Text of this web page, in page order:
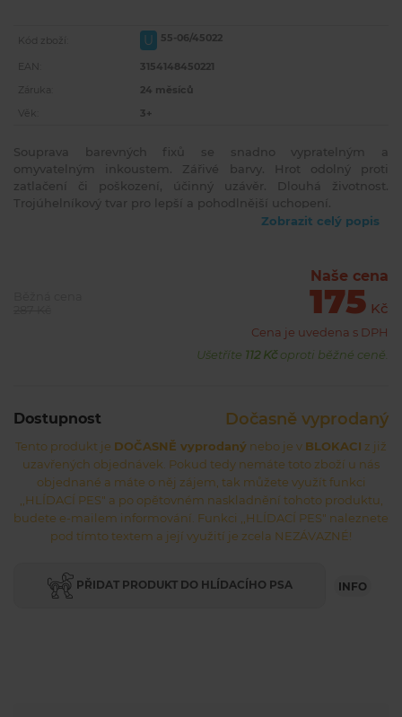
Kód zboží: U 55-06/45022
EAN:
3154148450221
Záruka:
24 měsíců
Věk:
3+
Souprava barevných fixů se snadno vypratelným a
omyvatelným inkoustem. Zářivé barvy. Hrot odolný proti
zatlačení či poškození, účinný uzávěr. Dlouhá životnost.
Trojúhelníkový tvar pro lepší a pohodlnější uchopení.
Zobrazit celý popis
Naše cena
175 Kč
Cena je uvedena s DPH
Ušetříte 112 Kčoproti běžné ceně.
Dostupnost Dočasně vyprodaný
Tento produkt je DOČASNĚ vyprodaný nebo je v BLOKACI z již
uzavřených objednávek. Pokud tedy nemáte toto zboží u nás
objednané a máte o něj zájem, tak můžete využít funkci
,,HLÍDACÍ PES" a po opětovném naskladnění tohoto produktu,
budete e-mailem informování. Funkci ,,HLÍDACÍ PES" naleznete
pod tímto textem a její využití je zcela NEZÁVAZNÉ!
PŘIDAT PRODUKT DO HLÍDACÍHO PSA INFO